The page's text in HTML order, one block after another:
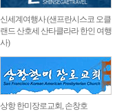
신세계여행사 (샌프란시스코 오클
랜드 산호세 산타클라라 한인 여행
사)
상항 한미장로교회, 손창호